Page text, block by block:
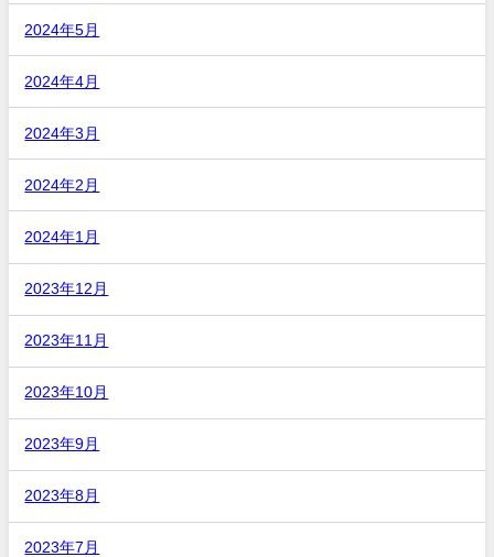
2024年5月
2024年4月
2024年3月
2024年2月
2024年1月
2023年12月
2023年11月
2023年10月
2023年9月
2023年8月
2023年7月